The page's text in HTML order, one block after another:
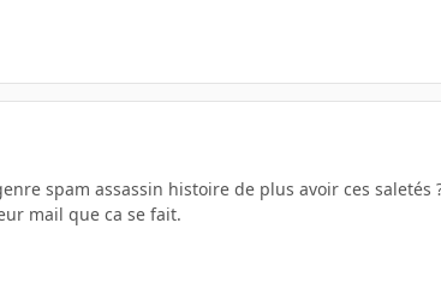
spam assassin histoire de plus avoir ces saletés
mail que ca se fait.